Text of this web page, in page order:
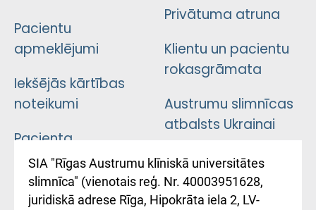
Pacientu
apmeklējumi
Iekšējās kārtības
noteikumi
Pacienta
atsauksmju/sūdzību
iesniegšanas
kārtība
Privātuma atruna
Klientu un pacientu
rokasgrāmata
Austrumu slimnīcas
atbalsts Ukrainai
Підтримка Східної
лікарні та співпраця з
Україною
SIA "Rīgas Austrumu klīniskā universitātes
slimnīca" (vienotais reģ. Nr. 40003951628,
juridiskā adrese Rīga, Hipokrāta iela 2, LV-